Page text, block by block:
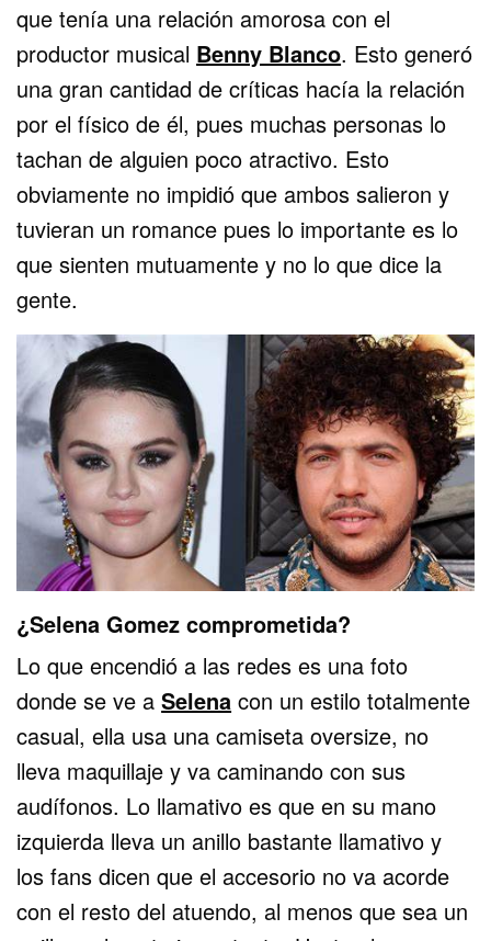
que tenía una relación amorosa con el
productor musical Benny Blanco. Esto generó
una gran cantidad de críticas hacía la relación
por el físico de él, pues muchas personas lo
tachan de alguien poco atractivo. Esto
obviamente no impidió que ambos salieron y
tuvieran un romance pues lo importante es lo
que sienten mutuamente y no lo que dice la
gente.
¿Selena Gomez comprometida?
Lo que encendió a las redes es una foto
donde se ve aSelena con un estilo totalmente
casual, ella usa una camiseta oversize, no
lleva maquillaje y va caminando con sus
audífonos. Lo llamativo es que en su mano
izquierda lleva un anillo bastante llamativo y
los fans dicen que el accesorio no va acorde
con el resto del atuendo, al menos que sea un